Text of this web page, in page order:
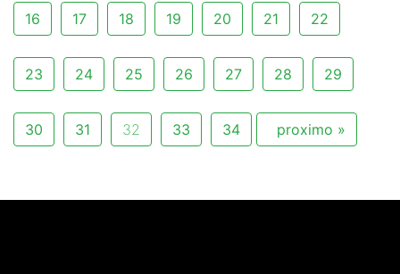
16 17 18 19 20 21 22
23 24 25 26 27 28 29
30 31 32 33 34 proximo »